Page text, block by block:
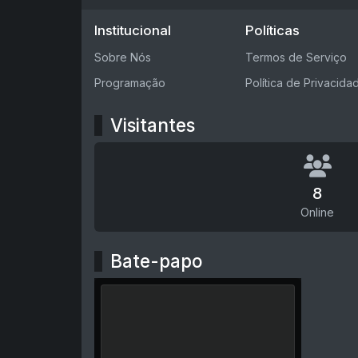
Institucional
Sobre Nós
Programação
Políticas
Termos de Serviço
Política de
Visitantes
8
Online
Bate-papo